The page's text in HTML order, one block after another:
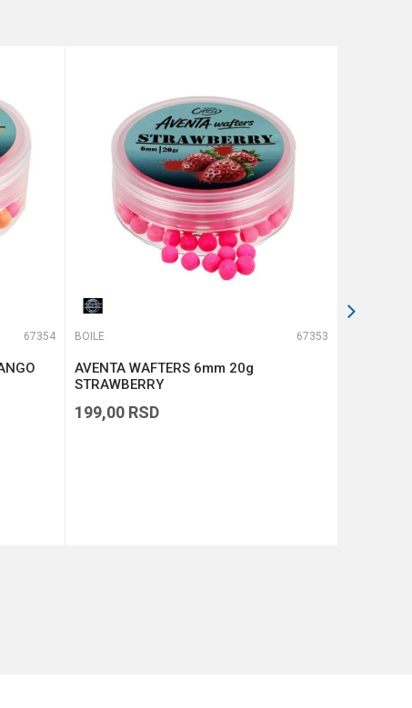
67354 BOILE 67353
AVENTA WAFTERS 6mm 20g
STRAWBERRY
199,00 RSD